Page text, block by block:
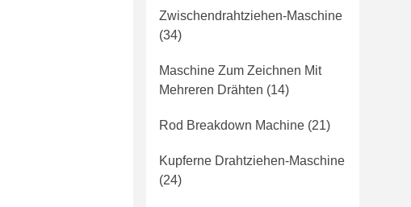
Zwischendrahtziehen-Maschine
(34)
Maschine Zum Zeichnen Mit
Mehreren Drähten (14)
Rod Breakdown Machine (21)
Kupferne Drahtziehen-Maschine
(24)